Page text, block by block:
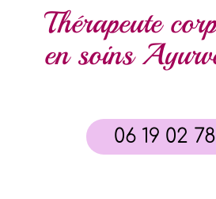
06 19 02
Thérapeute
en soins